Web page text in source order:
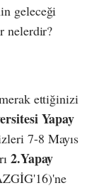
geleceği
nelerdir?
ettiğinizi
Yapay
7-8 Mayıs
2.Yapay